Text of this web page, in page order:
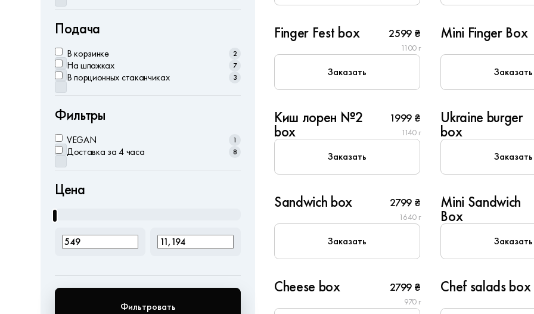
Подача
В корзинке 2
На шпажках 7
В порционных стаканчиках 3
Фильтры
VEGAN 1
Доставка за 4 часа 8
Цена
Фильтровать
6
Finger Fest box 2599 ₴
1100 г
Заказать
6
Mini Finger Box
Заказать
Популярное
6
Киш лорен №2
box
1999 ₴
1140 г
Заказать
6
Ukraine burger
box
Заказать
6
Sandwich box 2799 ₴
1640 г
Заказать
6
Mini Sandwich
Box
Заказать
6
Cheese box 2799 ₴
970 г
4
Chef salads box